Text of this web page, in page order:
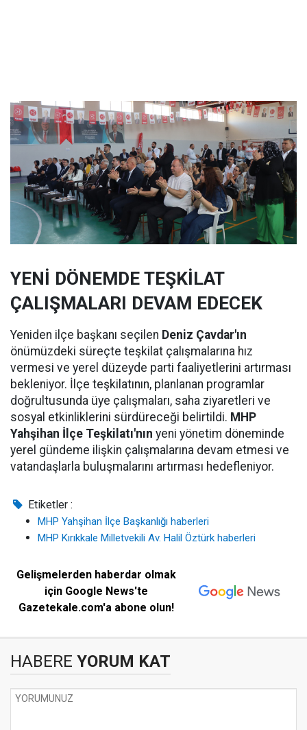
YENİ DÖNEMDE TEŞKİLAT
ÇALIŞMALARI DEVAM EDECEK
Yeniden ilçe başkanı seçilen Deniz Çavdar'ın
önümüzdeki süreçte teşkilat çalışmalarına hız
vermesi ve yerel düzeyde parti faaliyetlerini artırması
bekleniyor. İlçe teşkilatının, planlanan programlar
doğrultusunda üye çalışmaları, saha ziyaretleri ve
sosyal etkinliklerini sürdüreceği belirtildi. MHP
Yahşihan İlçe Teşkilatı'nın yeni yönetim döneminde
yerel gündeme ilişkin çalışmalarına devam etmesi ve
vatandaşlarla buluşmalarını artırması hedefleniyor.
Etiketler :
MHP Yahşihan İlçe Başkanlığı haberleri
MHP Kırıkkale Milletvekili Av. Halil Öztürk haberleri
Gelişmelerden haberdar olmak
için Google News'te
Gazetekale.com'a abone olun!
HABERE YORUM KAT